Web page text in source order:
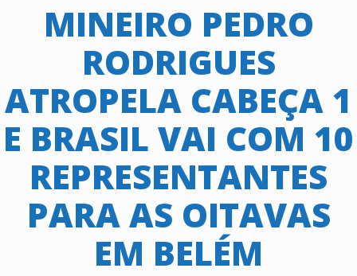
MINEIRO PEDRO
RODRIGUES
ATROPELA CABEÇA 1
E BRASIL VAI COM 10
REPRESENTANTES
PARA AS OITAVAS
EM BELÉM